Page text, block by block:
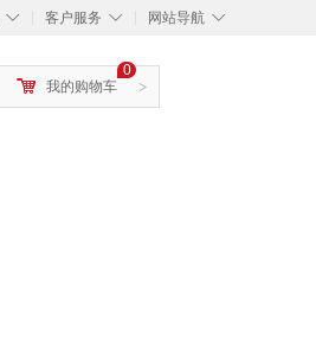
◇ ◇
客户服务 ◇
网站导航
>
0
我的购物车